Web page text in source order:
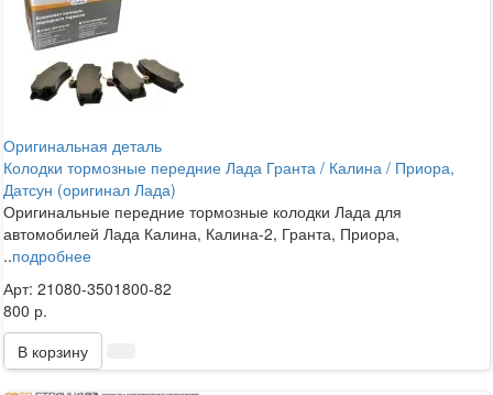
Оригинальная деталь
Колодки тормозные передние Лада Гранта / Калина / Приора,
Датсун (оригинал Лада)
Оригинальные передние тормозные колодки Лада для
автомобилей Лада Калина, Калина-2, Гранта, Приора,
..подробнее
Арт: 21080-3501800-82
800 р.
В корзину